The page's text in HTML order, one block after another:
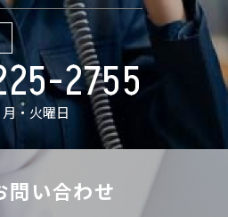
2755
・火曜日
問い合わせ